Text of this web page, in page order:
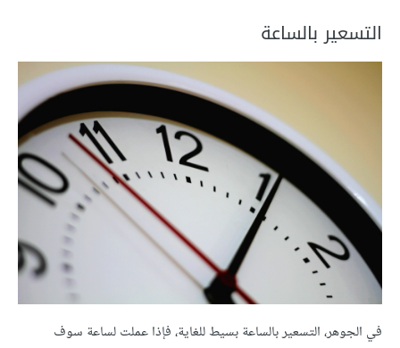
التسعير بالساعة
في الجوهر، التسعير بالساعة بسيط للغاية، فإذا عملت لساعة سوف